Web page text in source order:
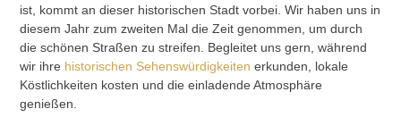
ist, kommt an dieser historischen Stadt vorbei. Wir haben uns in
diesem Jahr zum zweiten Mal die Zeit genommen, um durch
die schönen Straßen zu streifen. Begleitet uns gern, während
wir ihre historischen Sehenswürdigkeiten erkunden, lokale
Köstlichkeiten kosten und die einladende Atmosphäre
genießen.